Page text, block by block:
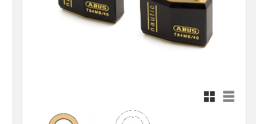
Rutnätsvy
Listvy